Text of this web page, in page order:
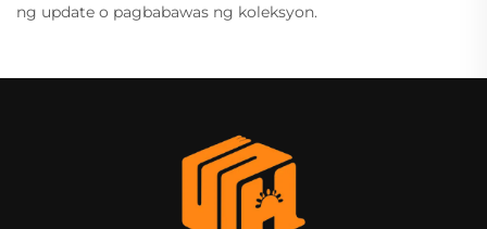
ng update o pagbabawas ng koleksyon.